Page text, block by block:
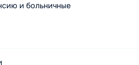
и больничные